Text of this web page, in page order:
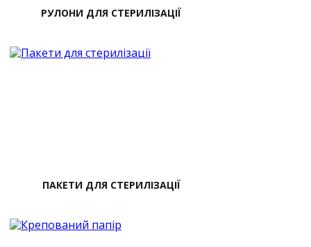
РУЛОНИ ДЛЯ СТЕРИЛІЗАЦІЇ
ПАКЕТИ ДЛЯ СТЕРИЛІЗАЦІЇ